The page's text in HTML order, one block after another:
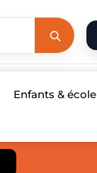
Enfants & école